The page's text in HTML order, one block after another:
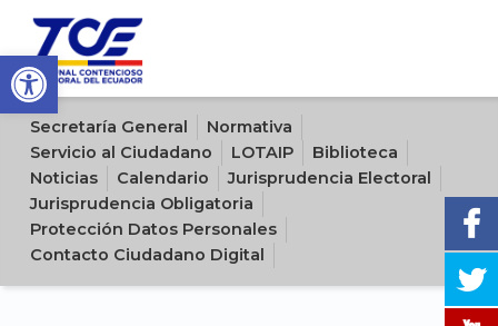
Open toolbar
Sitio oficial del Tribunal Contencioso Electoral del Ecuador
Secretaría General
Normativa
Servicio al Ciudadano
LOTAIP
Biblioteca
Noticias
Calendario
Jurisprudencia Electoral
Jurisprudencia Obligatoria
Protección Datos Personales
Contacto Ciudadano Digital